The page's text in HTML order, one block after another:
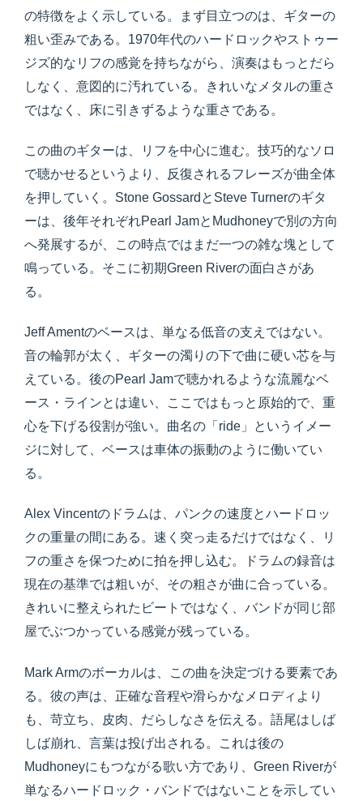
の特徴をよく示している。まず目立つのは、ギターの
粗い歪みである。1970年代のハードロックやストゥー
ジズ的なリフの感覚を持ちながら、演奏はもっとだら
しなく、意図的に汚れている。きれいなメタルの重さ
ではなく、床に引きずるような重さである。
この曲のギターは、リフを中心に進む。技巧的なソロ
で聴かせるというより、反復されるフレーズが曲全体
を押していく。Stone GossardとSteve Turnerのギタ
ーは、後年それぞれPearl JamとMudhoneyで別の方向
へ発展するが、この時点ではまだ一つの雑な塊として
鳴っている。そこに初期Green Riverの面白さがあ
る。
Jeff Amentのベースは、単なる低音の支えではない。
音の輪郭が太く、ギターの濁りの下で曲に硬い芯を与
えている。後のPearl Jamで聴かれるような流麗なベ
ース・ラインとは違い、ここではもっと原始的で、重
心を下げる役割が強い。曲名の「ride」というイメー
ジに対して、ベースは車体の振動のように働いてい
る。
Alex Vincentのドラムは、パンクの速度とハードロッ
クの重量の間にある。速く突っ走るだけではなく、リ
フの重さを保つために拍を押し込む。ドラムの録音は
現在の基準では粗いが、その粗さが曲に合っている。
きれいに整えられたビートではなく、バンドが同じ部
屋でぶつかっている感覚が残っている。
Mark Armのボーカルは、この曲を決定づける要素であ
る。彼の声は、正確な音程や滑らかなメロディより
も、苛立ち、皮肉、だらしなさを伝える。語尾はしば
しば崩れ、言葉は投げ出される。これは後の
Mudhoneyにもつながる歌い方であり、Green Riverが
単なるハードロック・バンドではないことを示してい